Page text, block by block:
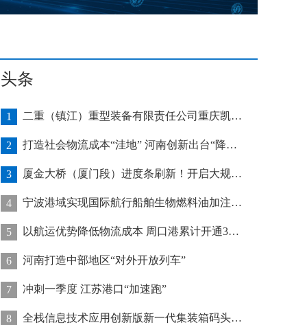
头条
1 二重（镇江）重型装备有限责任公司重庆凯瑞项目发运助力海上风电产业发展
2 打造社会物流成本“洼地” 河南创新出台“降本16条”
3 厦金大桥（厦门段）进度条刷新！开启大规模桥梁装配化施工新阶段
4 宁波港域实现国际航行船舶生物燃料油加注“零突破”
5 以航运优势降低物流成本 周口港累计开通32条集装箱航线
6 河南打造中部地区“对外开放列车”
7 冲刺一季度 江苏港口“加速跑”
8 全栈信息技术应用创新版新一代集装箱码头管控系统在天津港上线运行